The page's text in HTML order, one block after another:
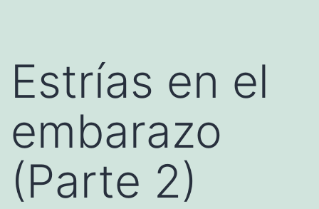
Estrías en el
embarazo
(Parte 2)